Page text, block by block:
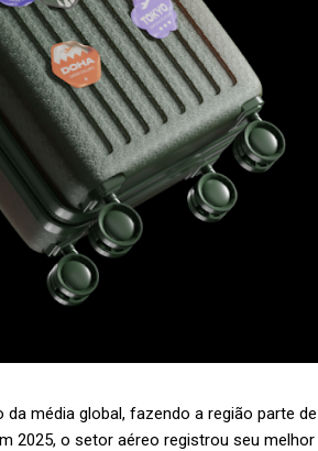
média global, fazendo a região parte
2025, o setor aéreo registrou seu